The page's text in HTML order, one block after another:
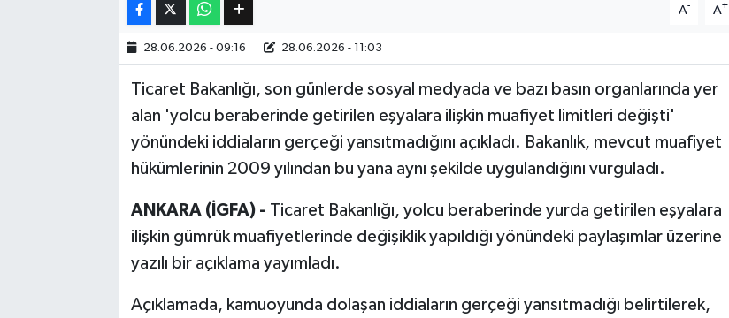
A- A+
28.06.2026 - 09:16 28.06.2026 - 11:03
Ticaret Bakanlığı, son günlerde sosyal medyada ve bazı basın organlarında yer
alan 'yolcu beraberinde getirilen eşyalara ilişkin muafiyet limitleri değişti'
yönündeki iddiaların gerçeği yansıtmadığını açıkladı. Bakanlık, mevcut muafiyet
hükümlerinin 2009 yılından bu yana aynı şekilde uygulandığını vurguladı.
ANKARA (İGFA) - Ticaret Bakanlığı, yolcu beraberinde yurda getirilen eşyalara
ilişkin gümrük muafiyetlerinde değişiklik yapıldığı yönündeki paylaşımlar üzerine
yazılı bir açıklama yayımladı.
Açıklamada, kamuoyunda dolaşan iddiaların gerçeği yansıtmadığı belirtilerek,
Bilim, Teknoloji